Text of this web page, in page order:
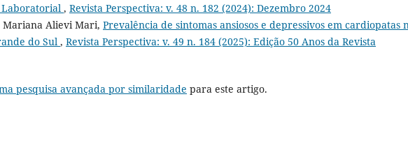
Laboratorial , Revista Perspectiva: v. 48 n. 182 (2024): Dezembro 2024
Mariana Alievi Mari, Prevalência de sintomas ansiosos e depressivos em cardiopatas
do Sul , Revista Perspectiva: v. 49 n. 184 (2025): Edição 50 Anos da Revista
pesquisa avançada por similaridade para este artigo.